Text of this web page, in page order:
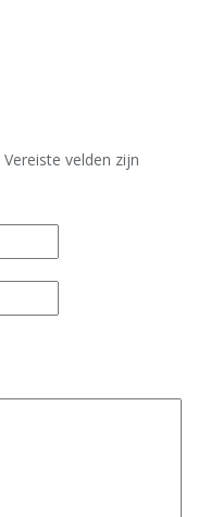
Vereiste velden zijn